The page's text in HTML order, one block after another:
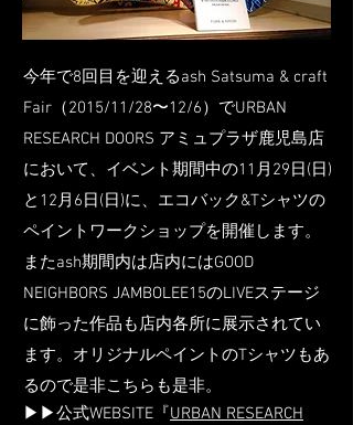
今年で8回目を迎えるash Satsuma & craft
Fair（2015/11/28〜12/6）でURBAN
RESEARCH DOORS アミュプラザ鹿児島店
において、イベント期間中の11月29日(日)
と12月6日(日)に、エコバック&Tシャツの
ペイントワークショップを開催します。
またash期間内は店内にはGOOD
NEIGHBORS JAMBOLEE15のLIVEステージ
に飾った作品も店内各所に展示されてい
ます。オリジナルペイントのTシャツもあ
るので是非こちらも是非。
▶▶公式WEBSITE『URBAN RESEARCH